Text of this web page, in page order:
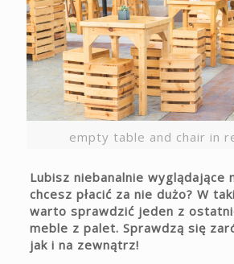
empty table and chair in
Lubisz niebanalnie wyglądające
chcesz płacić za nie dużo? W
warto sprawdzić jeden z
meble z palet. Sprawdzą się
jak i na zewnątrz!